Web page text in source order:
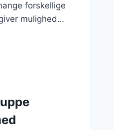
forskellige
mulighed…